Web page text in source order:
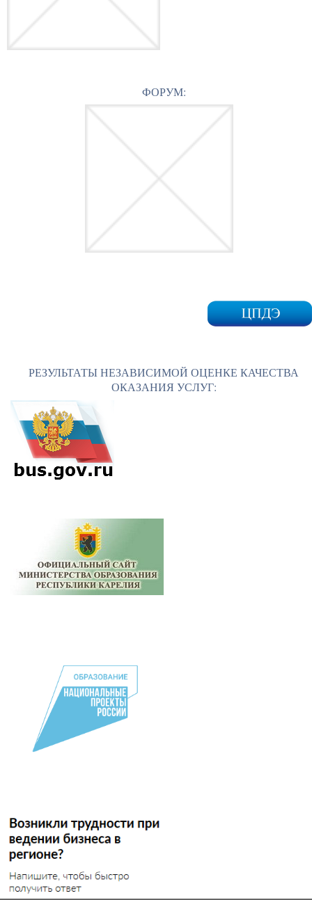
ФОРУМ:
РЕЗУЛЬТАТЫ НЕЗАВИСИМОЙ ОЦЕНКЕ КАЧЕСТВА
ОКАЗАНИЯ УСЛУГ: